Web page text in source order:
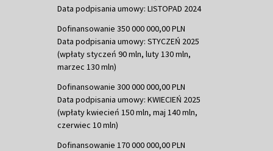
Data podpisania umowy: LISTOPAD 2024
Dofinansowanie 350 000 000,00 PLN
Data podpisania umowy: STYCZEŃ 2025
(wpłaty styczeń 90 mln, luty 130 mln,
marzec 130 mln)
Dofinansowanie 300 000 000,00 PLN
Data podpisania umowy: KWIECIEŃ 2025
(wpłaty kwiecień 150 mln, maj 140 mln,
czerwiec 10 mln)
Dofinansowanie 170 000 000,00 PLN